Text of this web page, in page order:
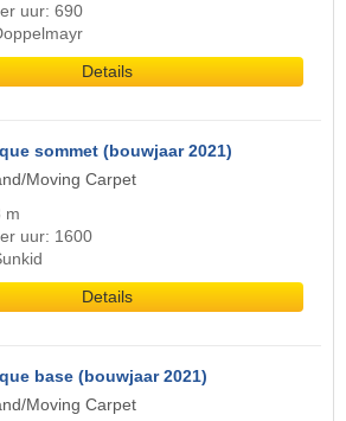
uur: 690
Details
sommet (bouwjaar 2021)
Moving Carpet
m
uur: 1600
Details
base (bouwjaar 2021)
Moving Carpet